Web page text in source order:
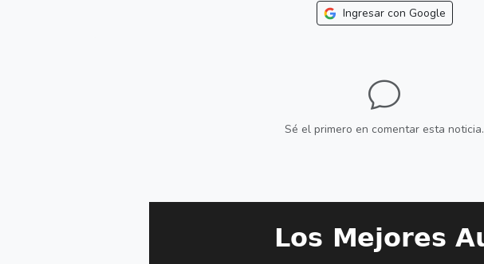
Ingresar con Google
Sé el primero en comentar esta noticia.